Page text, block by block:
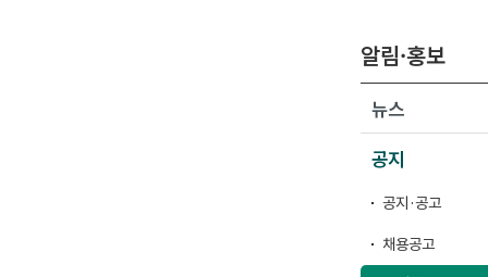
알림·홍보
뉴스
공지
공지·공고
채용공고